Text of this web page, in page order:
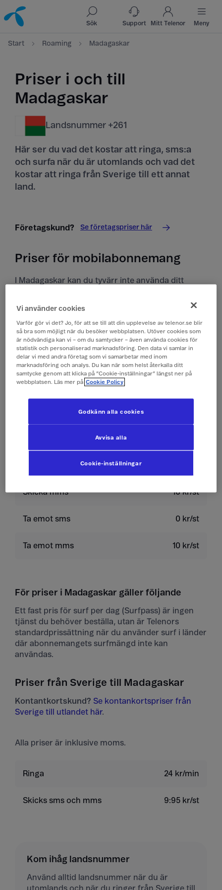
Till innehåll
Till sök
Sök Support Mitt Telenor Meny
Start Roaming Madagaskar
Priser i och till
Madagaskar
Landsnummer +261
Här ser du vad det kostar att ringa, sms:a
och surfa när du är utomlands och vad det
kostar att ringa från Sverige till ett annat
land.
Företagskund? Se företagspriser här
Priser för mobilabonnemang
I Madagaskar kan du tyvärr inte använda ditt
Alla priser är inklusive moms.
Surfa
149 kr/dygn (0,1 GB)
(Surfpass)
Ringa och ta emot
19 kr/min
Skicka mms 10 kr/st
Ta emot sms 0 kr/st
Ta emot mms 10 kr/st
För priser i Madagaskar gäller följande
Ett fast pris för surf per dag (Surfpass) är ingen
tjänst du behöver beställa, utan är Telenors
standardprissättning när du använder surf i länder
där abonnemangets surfmängd inte kan
användas.
Priser från Sverige till Madagaskar
Kontantkortskund? Se kontankortspriser från
Sverige till utlandet här.
Alla priser är inklusive moms.
Ringa 24 kr/min
Skicks sms och mms 9:95 kr/st
Kom ihåg landsnummer
Använd alltid landsnummer när du är
utomlands och när du ringer från Sverige till
Vi använder cookies
Varför gör vi det? Jo, för att se till att din upplevelse av telenor.se blir
så bra som möjligt när du besöker webbplatsen. Utöver cookies som
är nödvändiga kan vi – om du samtycker – även använda cookies för
statistik och personaliserad marknadsföring. Den data vi samlar in
delar vi med andra företag som vi samarbetar med inom
marknadsföring och analys. Du kan när som helst återkalla ditt
samtycke genom att klicka på ”Cookie-inställningar” längst ner på
webbplatsen. Läs mer på Cookie Policy
Cookie-inställningar
Avvisa alla
Godkänn alla cookies